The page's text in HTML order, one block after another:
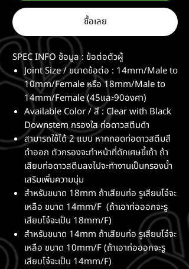
ซื้อเลย
SPEC INFO ช้อมูล : ข้อต่อตัวผู้
Joint Size / ขนาดข้อต่อ : 14mm/Male to
10mm/Female หรือ 18mm/Male to
14mm/Female (45และ90องศา)
Available Color / สี : Clear with Black
Downstem กรองใส ท่อดาวสตีมดำ
สามารถใช้ได้ 2 แบบ หากถอดท่อดาวสตีมสี
ดำออก ตัวกรองจะทำหน้าที่ดักเศษขี้เถ้า ถ้า
เสียบท่อดาวสตีมลงไปจะทำงานเป็นกรองน้ำ
เสริมเพิ่มความนุ่ม
สำหรับขนาด 18mm ถ้าเสียบท่อ รูเสียบโจ๋จะ
เหลือ ขนาด 14mm/F (ถ้าเอาท่อออกจะรู
เสียบโจ๋จะเป็น 18mm/F)
สำหรับขนาด 14mm ถ้าเสียบท่อ รูเสียบโจ๋จะ
เหลือ ขนาด 10mm/F (ถ้าเอาท่อออกจะรู
เสียบโจ๋จะเป็น 14mm/F)